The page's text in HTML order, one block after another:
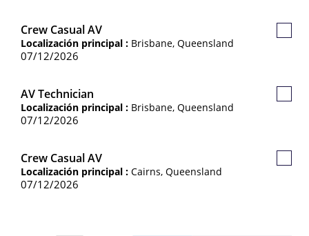
Crew Casual AV
Localización principal : Brisbane, Queensland
07/12/2026
AV Technician
Localización principal : Brisbane, Queensland
07/12/2026
Crew Casual AV
Localización principal : Cairns, Queensland
07/12/2026